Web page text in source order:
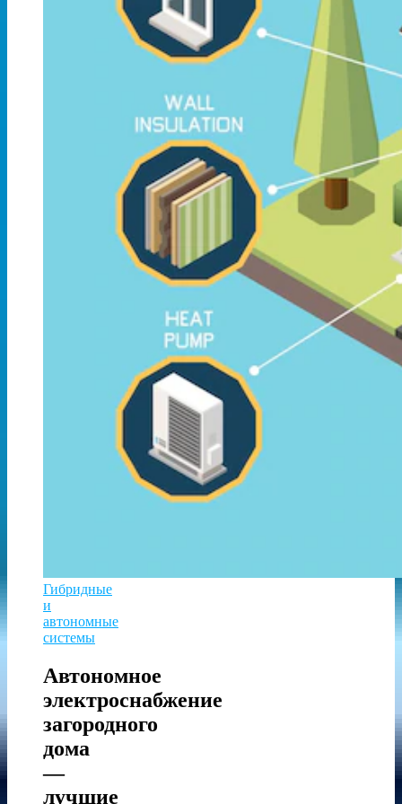
Гибридные
и
автономные
системы
Автономное
электроснабжение
загородного
дома
—
лучшие